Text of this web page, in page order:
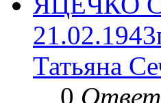
Татьяна
0